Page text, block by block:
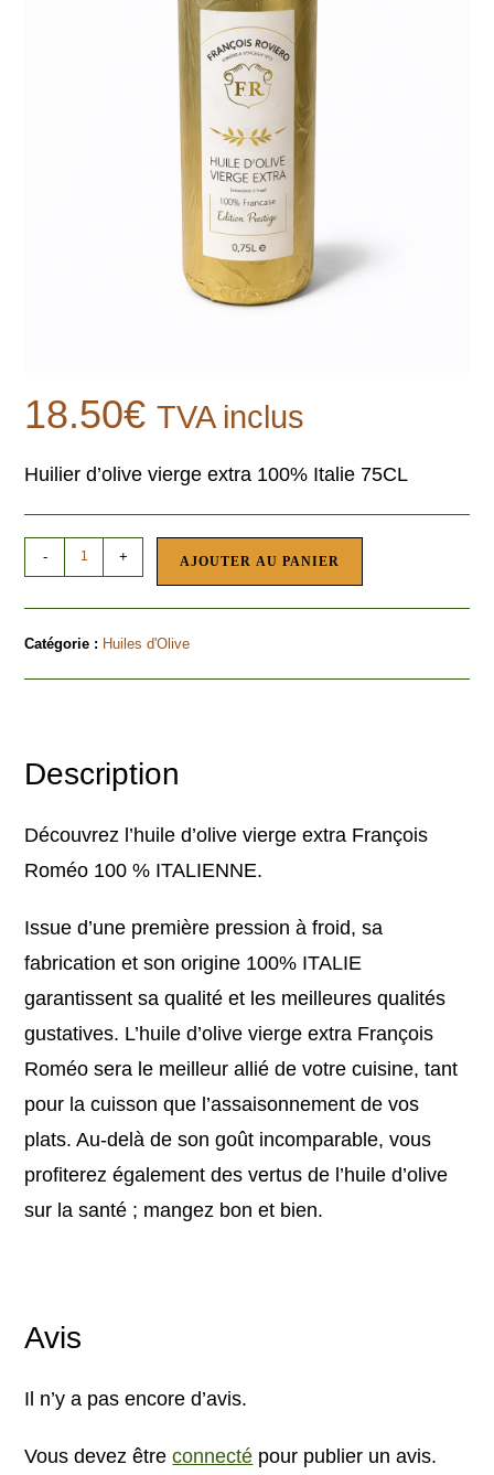
18.50€ TVA inclus
Huilier d’olive vierge extra 100% Italie 75CL
- + AJOUTER AU PANIER
Catégorie : Huiles d'Olive
Description
Découvrez l’huile d’olive vierge extra François
Roméo 100 % ITALIENNE.
Issue d’une première pression à froid, sa
fabrication et son origine 100% ITALIE
garantissent sa qualité et les meilleures qualités
gustatives. L’huile d’olive vierge extra François
Roméo sera le meilleur allié de votre cuisine, tant
pour la cuisson que l’assaisonnement de vos
plats. Au-delà de son goût incomparable, vous
profiterez également des vertus de l’huile d’olive
sur la santé ; mangez bon et bien.
Avis
Il n’y a pas encore d’avis.
Vous devez êtreconnecté pour publier un avis.